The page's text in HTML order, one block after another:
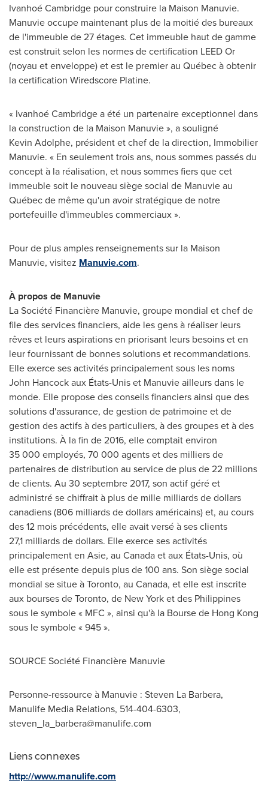
IvanhoéCambridge pour construire la Maison Manuvie.
Manuvie occupe maintenant plus de la moitié des bureaux
de l'immeuble de 27 étages. Cet immeuble haut de gamme
est construit selon les normes de certification LEED Or
(noyau et enveloppe) et est le premier au Québec à obtenir
la certification Wiredscore Platine.
« IvanhoéCambridgea été un partenaire exceptionnel dans
la construction de la Maison Manuvie », a souligné
Kevin Adolphe, président et chef de la direction, Immobilier
Manuvie. « En seulement trois ans, nous sommes passés du
concept à la réalisation, et nous sommes fiers que cet
immeuble soit le nouveau siège social de Manuvie au
Québec de même qu'un avoir stratégique de notre
portefeuille d'immeubles commerciaux ».
Pour de plus amples renseignements sur la Maison
Manuvie, visitez Manuvie.com.
À propos de Manuvie
La Société Financière Manuvie, groupe mondial et chef de
file des services financiers, aide les gens à réaliser leurs
rêves et leurs aspirations en priorisant leurs besoins et en
leur fournissant de bonnes solutions et recommandations.
Elle exerce ses activités principalement sous les noms
John Hancock aux États-Unis et Manuvie ailleurs dans le
monde. Elle propose des conseils financiers ainsi que des
solutions d'assurance, de gestion de patrimoine et de
gestion des actifs à des particuliers, à des groupes et à des
institutions. À la fin de 2016, elle comptait environ
35 000 employés, 70 000 agents et des milliers de
partenaires de distribution au service de plus de 22 millions
de clients. Au 30 septembre 2017, son actif géré et
administré se chiffrait à plus de mille milliards de dollars
canadiens (806 milliards de dollars américains) et, au cours
des 12 mois précédents, elle avait versé à ses clients
27,1 milliards de dollars. Elle exerce ses activités
principalement en Asie, au Canadaet aux États-Unis, où
elle est présente depuis plus de 100 ans. Son siège social
mondial se situe àToronto, au Canada, et elle est inscrite
aux bourses deToronto, de New York et des Philippines
sous le symbole « MFC », ainsi qu'à la Bourse de Hong Kong
sous le symbole « 945 ».
SOURCE Société Financière Manuvie
Personne-ressource à Manuvie : Steven La Barbera,
Manulife Media Relations, 514-404-6303,
steven_la_barbera@manulife.com
Liens connexes
http://www.manulife.com